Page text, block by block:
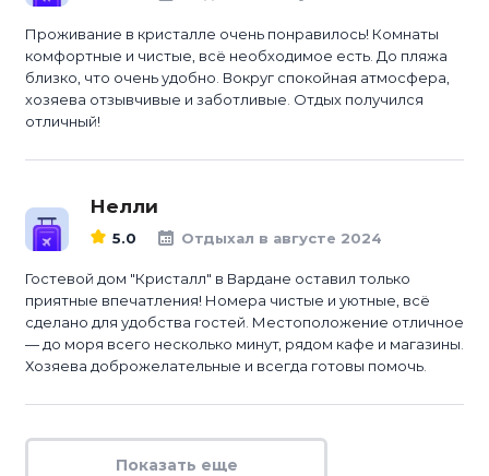
Проживание в кристалле очень понравилось! Комнаты
комфортные и чистые, всё необходимое есть. До пляжа
близко, что очень удобно. Вокруг спокойная атмосфера,
хозяева отзывчивые и заботливые. Отдых получился
отличный!
Нелли
5.0 Отдыхал в августе 2024
Гостевой дом "Кристалл" в Вардане оставил только
приятные впечатления! Номера чистые и уютные, всё
сделано для удобства гостей. Местоположение отличное
— до моря всего несколько минут, рядом кафе и магазины.
Хозяева доброжелательные и всегда готовы помочь.
Показать еще